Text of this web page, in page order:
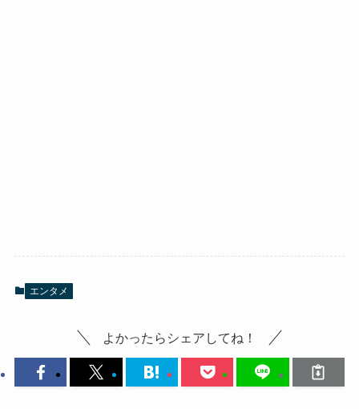
エンタメ
よかったらシェアしてね！